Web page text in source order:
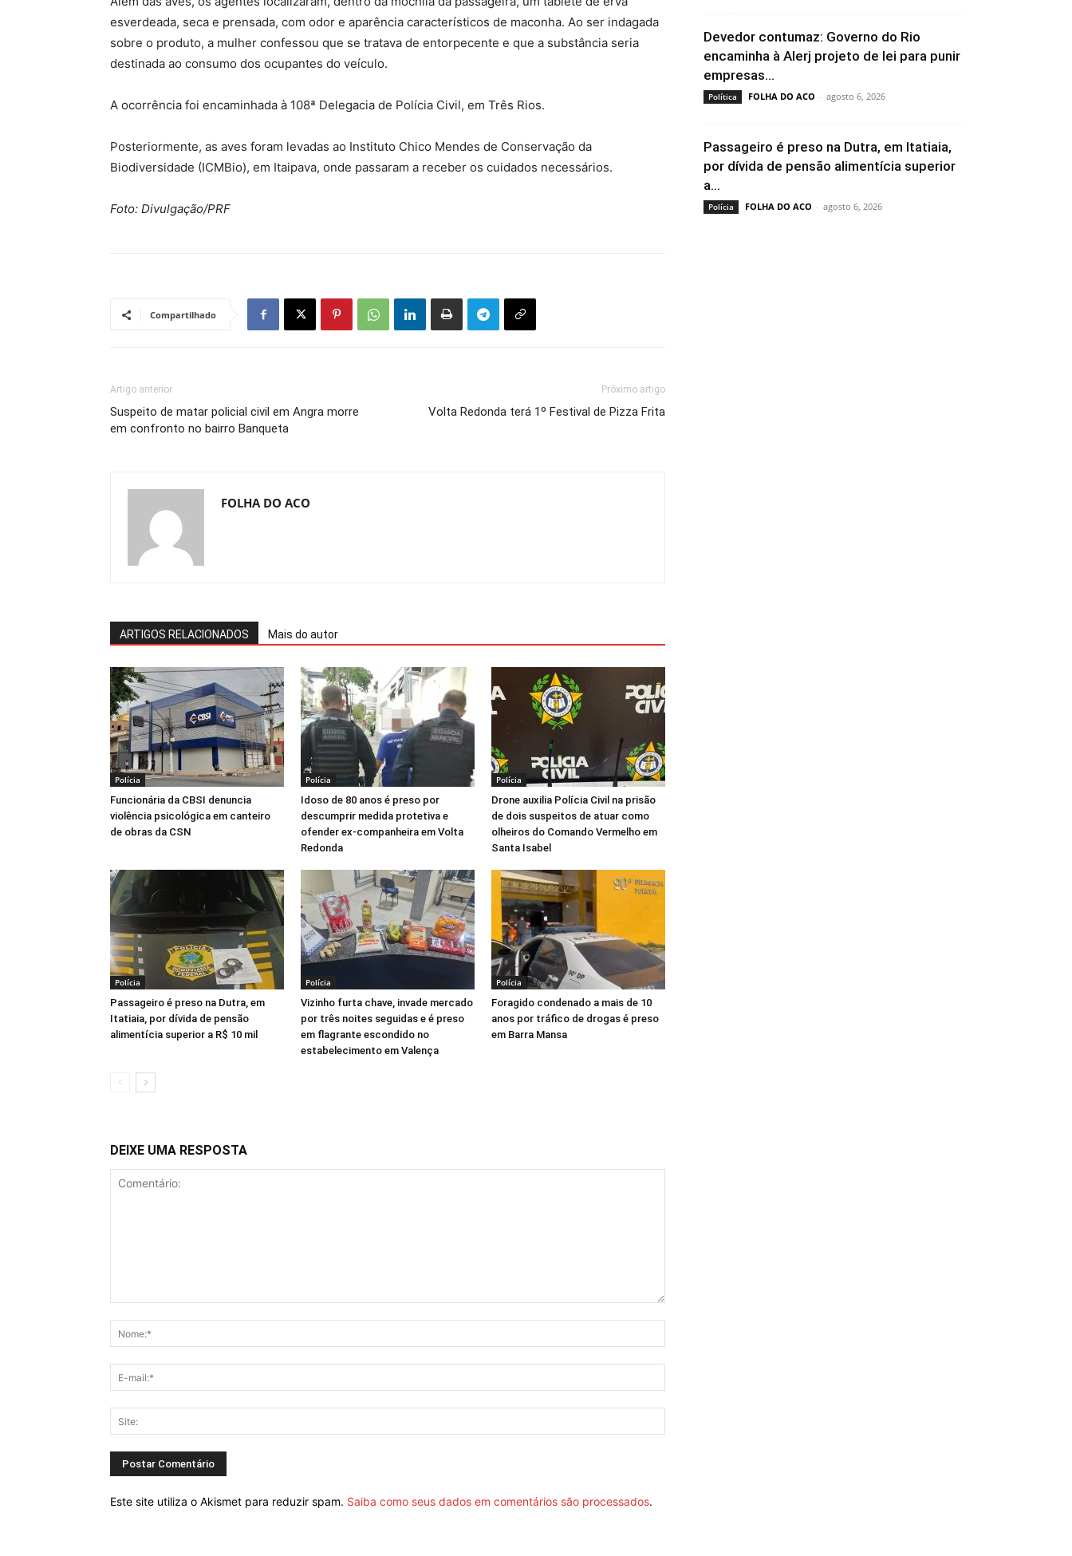
esverdeada, seca e prensada, com odor e aparência característicos de maconha. Ao ser indagada
sobre o produto, a mulher confessou que se tratava de entorpecente e que a substância seria
destinada ao consumo dos ocupantes do veículo.
A ocorrência foi encaminhada à 108ª Delegacia de Polícia Civil, em Três Rios.
Posteriormente, as aves foram levadas ao Instituto Chico Mendes de Conservação da
Biodiversidade (ICMBio), em Itaipava, onde passaram a receber os cuidados necessários.
Foto: Divulgação/PRF
Compartilhado
Artigo anterior
Suspeito de matar policial civil em Angra morre
em confronto no bairro Banqueta
Próximo artigo
Volta Redonda terá 1º Festival de Pizza Frita
FOLHA DO ACO
ARTIGOS RELACIONADOS Mais do autor
Polícia
Funcionária da CBSI denuncia
violência psicológica em canteiro
de obras da CSN
Polícia
Idoso de 80 anos é preso por
descumprir medida protetiva e
ofender ex-companheira em Volta
Redonda
Polícia
Drone auxilia Polícia Civil na prisão
de dois suspeitos de atuar como
olheiros do Comando Vermelho em
Santa Isabel
Polícia
Passageiro é preso na Dutra, em
Itatiaia, por dívida de pensão
alimentícia superior a R$ 10 mil
Polícia
Vizinho furta chave, invade mercado
por três noites seguidas e é preso
em flagrante escondido no
estabelecimento em Valença
Polícia
Foragido condenado a mais de 10
anos por tráfico de drogas é preso
em Barra Mansa
DEIXE UMA RESPOSTA
Este site utiliza o Akismet para reduzir spam. Saiba como seus dados em comentários são processados.
Devedor contumaz: Governo do Rio
encaminha à Alerj projeto de lei para punir
empresas...
Política FOLHA DO ACO - agosto 6, 2026
Passageiro é preso na Dutra, em Itatiaia,
por dívida de pensão alimentícia superior
a...
Polícia FOLHA DO ACO - agosto 6, 2026